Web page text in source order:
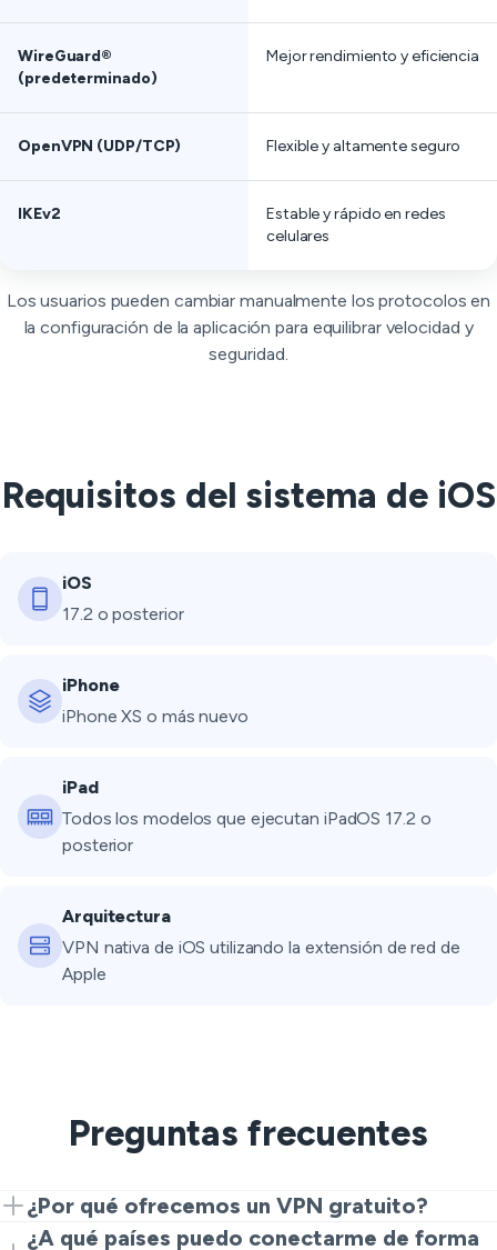
WireGuard®
(predeterminado)
Mejor rendimiento y eficiencia
OpenVPN (UDP/TCP) Flexible y altamente seguro
IKEv2
Estable y rápido en redes
celulares
Los usuarios pueden cambiar manualmente los protocolos en
la configuración de la aplicación para equilibrar velocidad y
seguridad.
Requisitos del sistema de iOS
iOS
17.2 o posterior
iPhone
iPhone XS o más nuevo
iPad
Todos los modelos que ejecutan iPadOS 17.2 o
posterior
Arquitectura
VPN nativa de iOS utilizando la extensión de red de
Apple
Preguntas frecuentes
¿Por qué ofrecemos un VPN gratuito?
Creemos que la privacidad en línea es un derecho
¿A qué países puedo conectarme de forma